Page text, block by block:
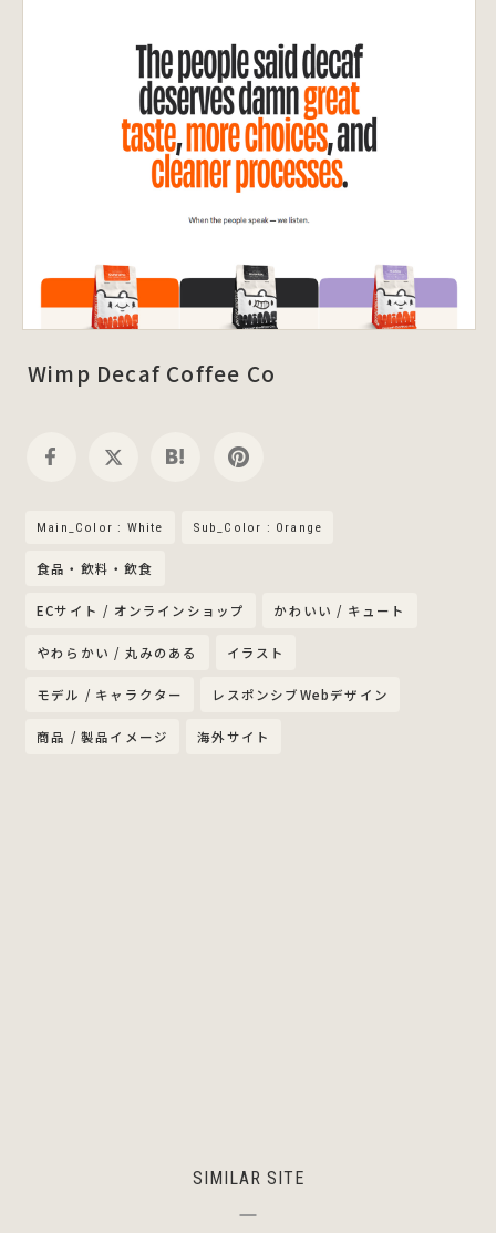
Wimp Decaf Coffee Co
Main_Color : White Sub_Color : Orange
食品・飲料・飲食
ECサイト / オンラインショップ かわいい / キュート
やわらかい / 丸みのある イラスト
モデル / キャラクター レスポンシブWebデザイン
商品 / 製品イメージ 海外サイト
SIMILAR SITE